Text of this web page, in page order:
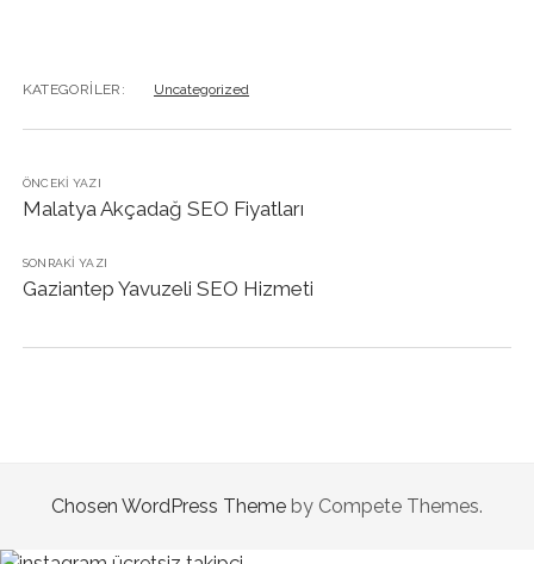
KATEGORILER: Uncategorized
ÖNCEKI YAZI
Malatya Akçadağ SEO Fiyatları
SONRAKI YAZI
Gaziantep Yavuzeli SEO Hizmeti
Chosen WordPress Theme by Compete Themes.